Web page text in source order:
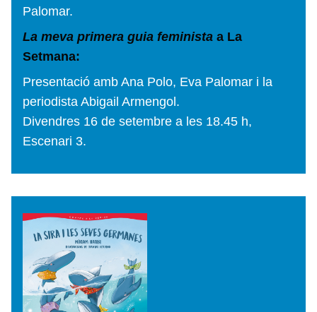
Palomar.
La meva primera guia feminista a La
Setmana:
Presentació amb Ana Polo, Eva Palomar i la
periodista Abigail Armengol.
Divendres 16 de setembre a les 18.45 h,
Escenari 3.